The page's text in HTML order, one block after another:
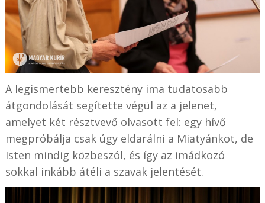
A legismertebb keresztény ima tudatosabb
átgondolását segítette végül az a jelenet,
amelyet két résztvevő olvasott fel: egy hívő
megpróbálja csak úgy eldarálni a Miatyánkot, de
Isten mindig közbeszól, és így az imádkozó
sokkal inkább átéli a szavak jelentését.